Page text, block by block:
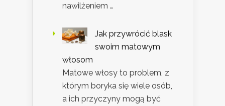
nawilżeniem …
Jak przywrócić blask
swoim matowym
włosom
Matowe włosy to problem, z
którym boryka się wiele osób,
a ich przyczyny mogą być